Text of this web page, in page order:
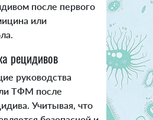
после первого
или
рецидивов
руководства
ТФМ после
Учитывая, что